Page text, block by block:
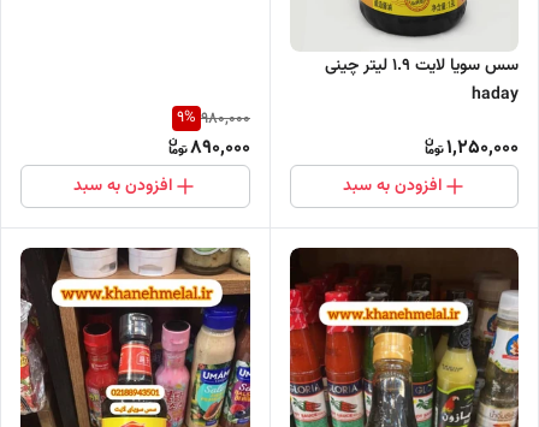
سس سویا لایت 1.9 لیتر چینی
haday
1,250,000
افزودن به سبد
980,000
9%
890,000
افزودن به سبد